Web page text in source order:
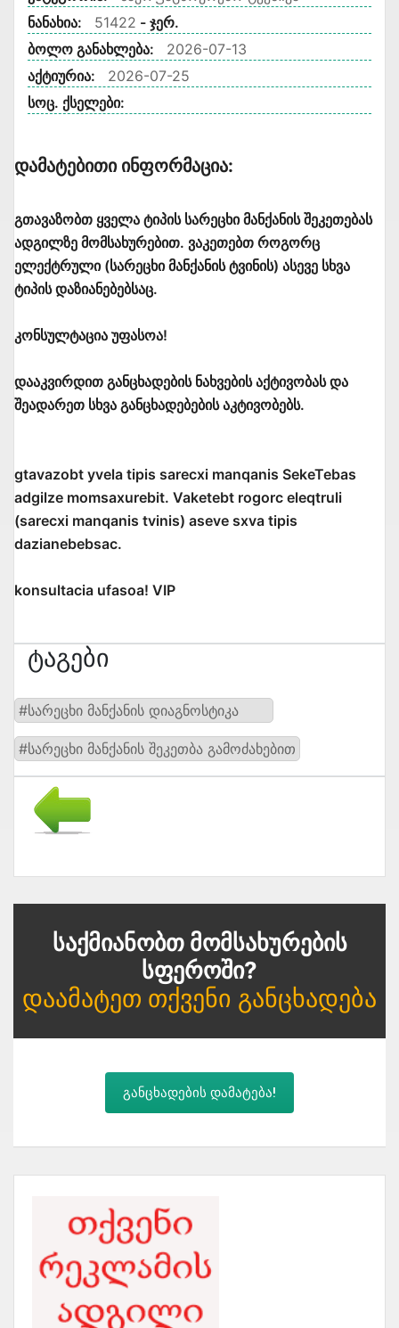
ნანახია:
51422 - ჯერ.
ბოლო განახლება:
2026-07-13
აქტიურია:
2026-07-25
სოც. ქსელები:
Დამატებითი Ინფორმაცია:
გთავაზობთ ყველა ტიპის სარეცხი მანქანის შეკეთებას
ადგილზე მომსახურებით. ვაკეთებთ როგორც
ელექტრული (სარეცხი მანქანის ტვინის) ასევე სხვა
ტიპის დაზიანებებსაც.
კონსულტაცია უფასოა!
დააკვირდით განცხადების ნახვების აქტივობას და
შეადარეთ სხვა განცხადებების აკტივობებს.
gtavazobt yvela tipis sarecxi manqanis SekeTebas
adgilze momsaxurebit. Vaketebt rogorc eleqtruli
(sarecxi manqanis tvinis) aseve sxva tipis
dazianebebsac.
konsultacia ufasoa! VIP
Ტაგები
#სარეცხი მანქანის დიაგნოსტიკა
#სარეცხი მანქანის შეკეთბა გამოძახებით
Საქმიანობთ Მომსახურების
Სფეროში?
Დაამატეთ Თქვენი Განცხადება
განცხადების დამატება!